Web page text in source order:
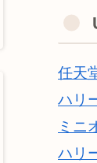
任天
ハリ
ミニ
ハリ